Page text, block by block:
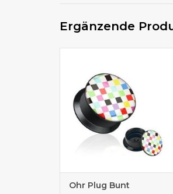
Ergänzende
Ohr Plug Bunt